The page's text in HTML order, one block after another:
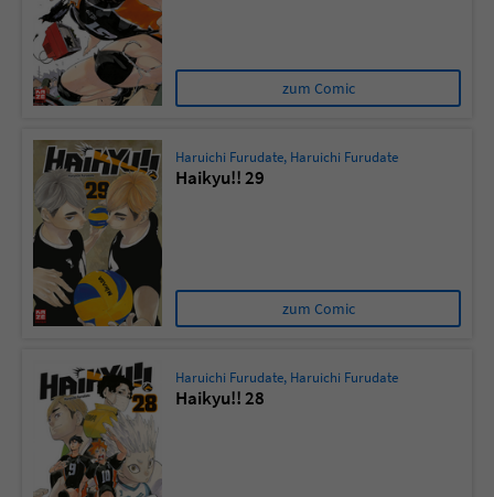
zum Comic
Haruichi Furudate, Haruichi Furudate
Haikyu!! 29
zum Comic
Haruichi Furudate, Haruichi Furudate
Haikyu!! 28